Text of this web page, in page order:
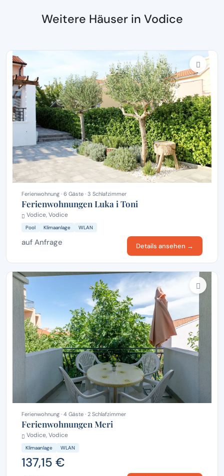
Weitere Häuser in Vodice
Ferienwohnung · 6 Gäste · 3 Schlafzimmer
Ferienwohnungen Luka i Toni
Vodice, Vodice
Pool Klimaanlage WLAN
auf Anfrage Details ansehen →
Ferienwohnung · 4 Gäste · 2 Schlafzimmer
Ferienwohnungen Meri
Vodice, Vodice
Klimaanlage WLAN
137,15 €